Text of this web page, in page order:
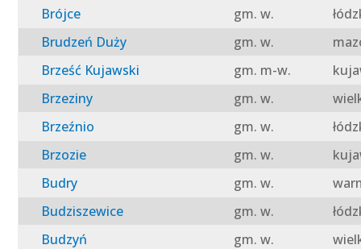
Brójce
gm. w.
Brudzeń Duży
gm. w.
Brześć Kujawski
gm. m-w.
Brzeziny
gm. w.
Brzeźnio
gm. w.
Brzozie
gm. w.
Budry
gm. w.
Budziszewice
gm. w.
Budzyń
gm. w.